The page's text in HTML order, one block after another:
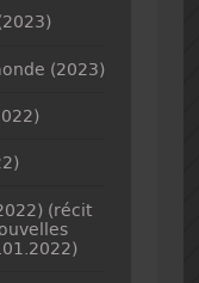
(2023)
(récit